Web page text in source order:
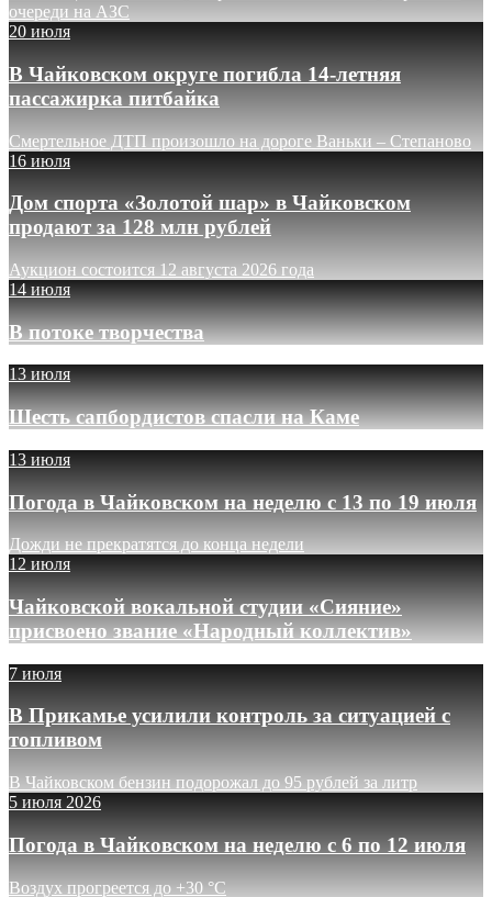
очереди на АЗС
20 июля
В Чайковском округе погибла 14-летняя
пассажирка питбайка
Смертельное ДТП произошло на дороге Ваньки – Степаново
16 июля
Дом спорта «Золотой шар» в Чайковском
продают за 128 млн рублей
Аукцион состоится 12 августа 2026 года
14 июля
В потоке творчества
13 июля
Шесть сапбордистов спасли на Каме
13 июля
Погода в Чайковском на неделю с 13 по 19 июля
Дожди не прекратятся до конца недели
12 июля
Чайковской вокальной студии «Сияние»
присвоено звание «Народный коллектив»
7 июля
В Прикамье усилили контроль за ситуацией с
топливом
В Чайковском бензин подорожал до 95 рублей за литр
5 июля 2026
Погода в Чайковском на неделю с 6 по 12 июля
Воздух прогреется до +30 °C